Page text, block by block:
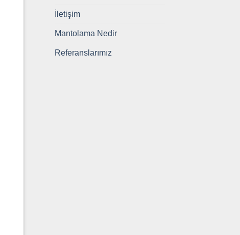
İletişim
Mantolama Nedir
Referanslarımız